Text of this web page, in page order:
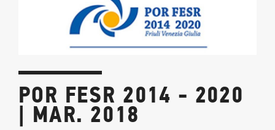
POR FESR 2014 - 2020
| MAR. 2018